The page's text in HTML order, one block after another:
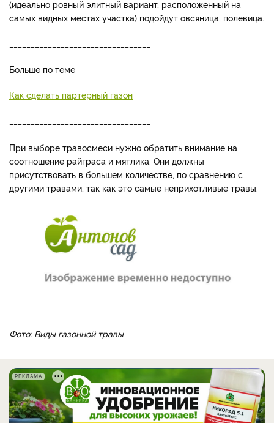
(идеально ровный элитный вариант, расположенный на
самых видных местах участка) подойдут овсяница, полевица.
Больше по теме
Как сделать партерный газон
При выборе травосмеси нужно обратить внимание на
соотношение райграса и мятлика. Они должны
присутствовать в большем количестве, по сравнению с
другими травами, так как это самые неприхотливые травы.
Фото: Виды газонной травы
РЕКЛАМА